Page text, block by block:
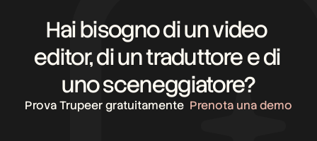
Hai bisogno di un video
editor, di un traduttore e di
uno sceneggiatore?
Prova Trupeer gratuitamente Prenota una demo